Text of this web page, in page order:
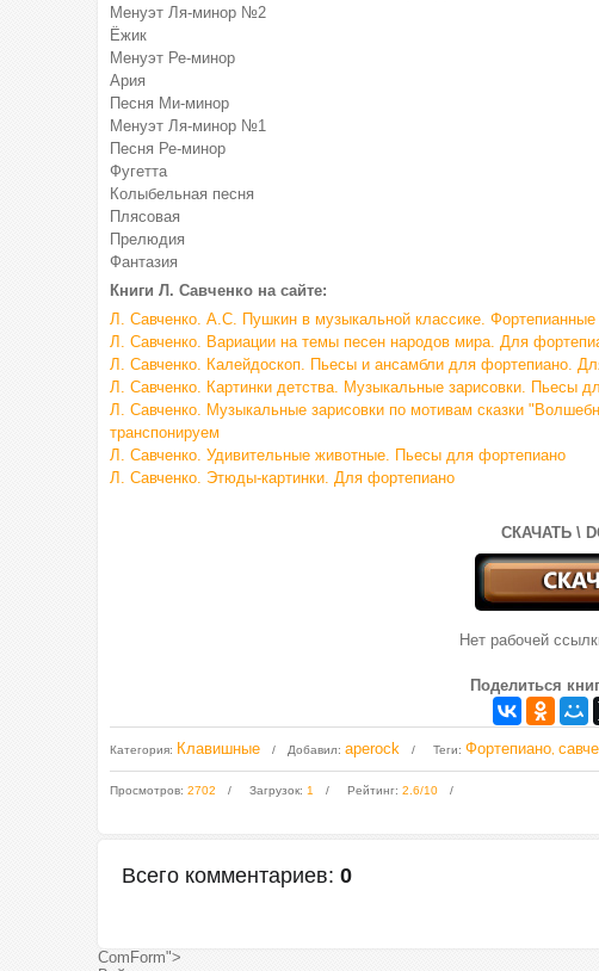
Менуэт Ля-минор №2
Ёжик
Менуэт Ре-минор
Ария
Песня Ми-минор
Менуэт Ля-минор №1
Песня Ре-минор
Фугетта
Колыбельная песня
Плясовая
Прелюдия
Фантазия
Книги Л. Савченко на сайте:
Л. Савченко. А.С. Пушкин в музыкальной классике. Фортепианные
Л. Савченко. Вариации на темы песен народов мира. Для
Л. Савченко. Калейдоскоп. Пьесы и ансамбли для фортепиано.
Л. Савченко. Картинки детства. Музыкальные зарисовки. Пьесы
Л. Савченко. Музыкальные зарисовки по мотивам сказки
транспонируем
Л. Савченко. Удивительные животные. Пьесы для фортепиано
Л. Савченко. Этюды-картинки. Для фортепиано
СКАЧАТЬ \
Нет рабочей
Поделиться
Категория: Клавишные Добавил: aperock Теги: Фортепиано
Просмотров: 2702 Загрузок: 1 Рейтинг: 2.6/10
Всего комментариев: 0
ComForm">